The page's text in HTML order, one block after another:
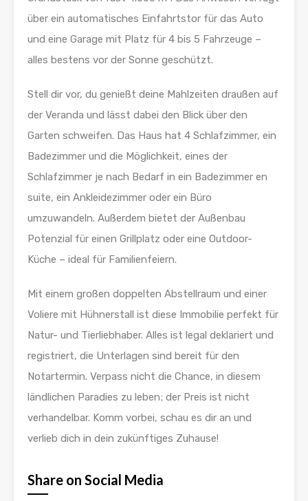
über ein automatisches Einfahrtstor für das Auto
und eine Garage mit Platz für 4 bis 5 Fahrzeuge –
alles bestens vor der Sonne geschützt.
Stell dir vor, du genießt deine Mahlzeiten draußen auf
der Veranda und lässt dabei den Blick über den
Garten schweifen. Das Haus hat 4 Schlafzimmer, ein
Badezimmer und die Möglichkeit, eines der
Schlafzimmer je nach Bedarf in ein Badezimmer en
suite, ein Ankleidezimmer oder ein Büro
umzuwandeln. Außerdem bietet der Außenbau
Potenzial für einen Grillplatz oder eine Outdoor-
Küche – ideal für Familienfeiern.
Mit einem großen doppelten Abstellraum und einer
Voliere mit Hühnerstall ist diese Immobilie perfekt für
Natur- und Tierliebhaber. Alles ist legal deklariert und
registriert, die Unterlagen sind bereit für den
Notartermin. Verpass nicht die Chance, in diesem
ländlichen Paradies zu leben; der Preis ist nicht
verhandelbar. Komm vorbei, schau es dir an und
verlieb dich in dein zukünftiges Zuhause!
Share on Social Media